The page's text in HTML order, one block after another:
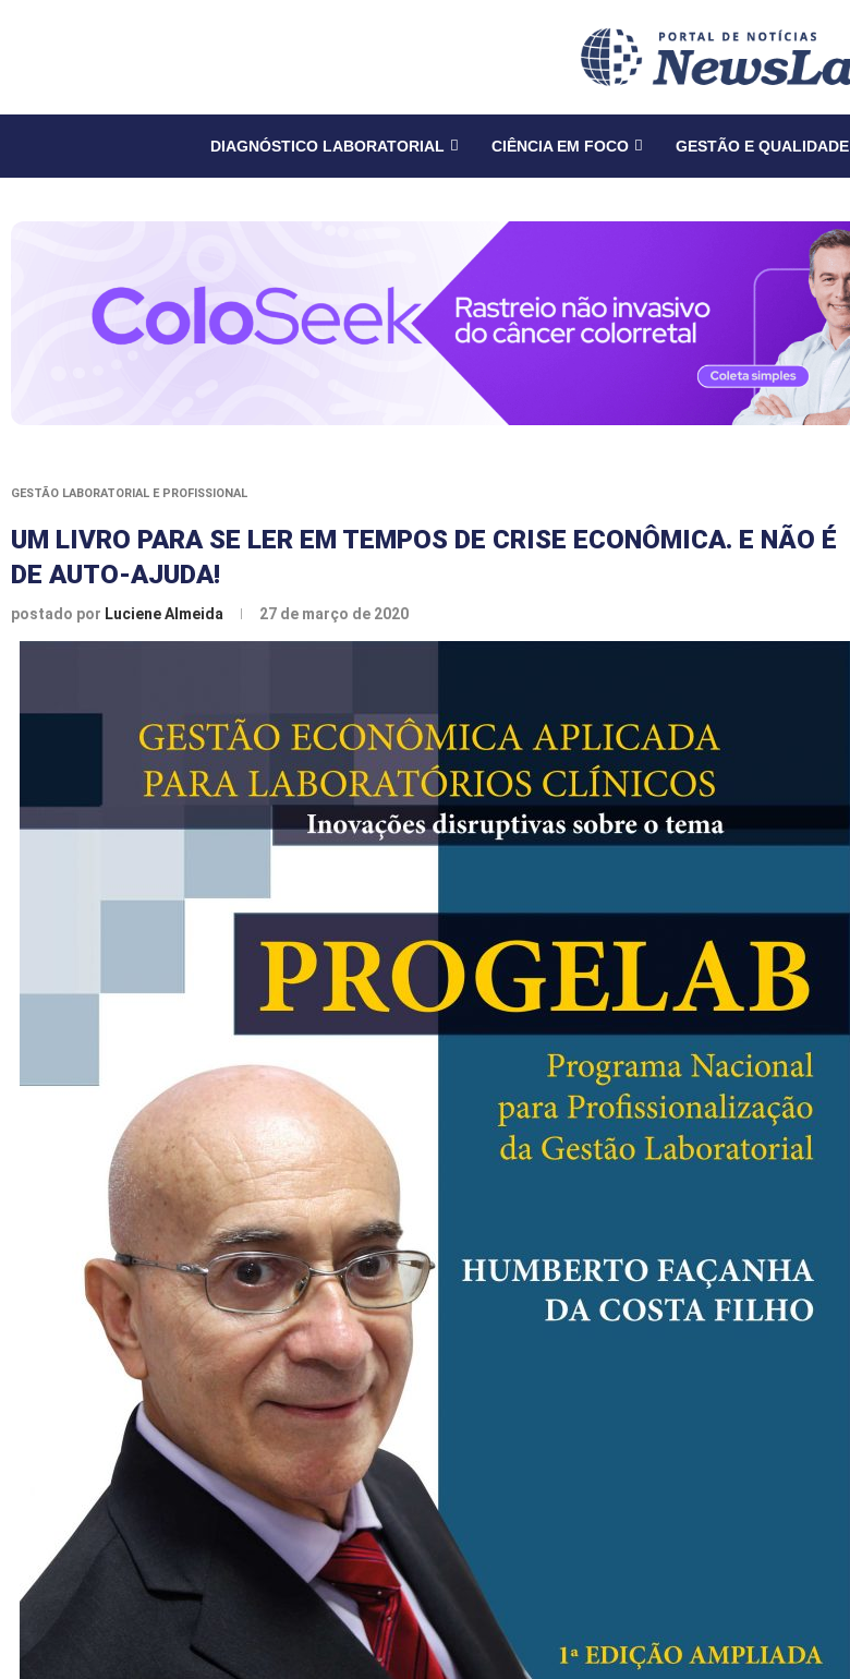
DIAGNÓSTICO LABORATORIAL CIÊNCIA EM FOCO GESTÃO E QUALIDADE
GESTÃO LABORATORIAL E PROFISSIONAL
UM LIVRO PARA SE LER EM TEMPOS DE CRISE ECONÔMICA. E NÃO É
DE AUTO-AJUDA!
postado por Luciene Almeida 27 de março de 2020